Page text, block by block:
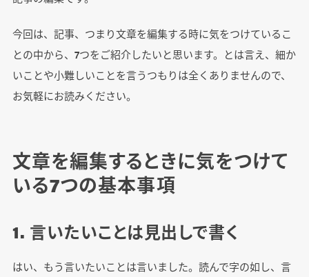
今回は、記事、つまり文章を編集する時に気をつけているこ
との中から、7つをご紹介したいと思います。とは言え、細か
いことや小難しいことを言うつもりは全くありませんので、
お気軽にお読みください。
文章を編集するときに気をつけて
いる7つの基本事項
1. 言いたいことは見出しで書く
はい、もう言いたいことは言いました。読んで字の如し、言